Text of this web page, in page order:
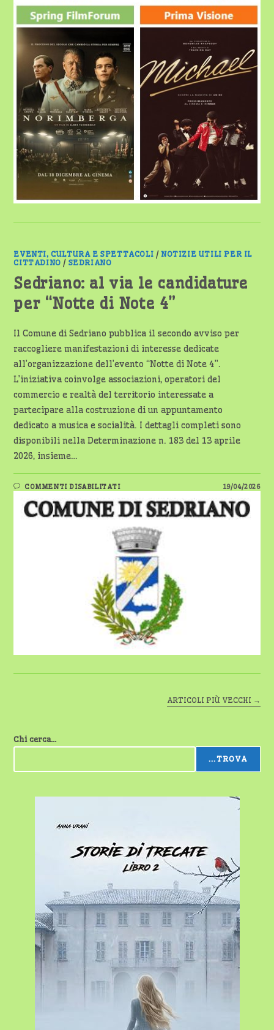
PRIMAVISIONI
AL
CINEMATEATRONUOVO
MAGENTA
–
AL
27
APRILE
EVENTI, CULTURA E SPETTACOLI /NOTIZIE UTILI PER IL
CITTADINO / SEDRIANO
Sedriano: al via le candidature
per “Notte di Note 4”
Il Comune di Sedriano pubblica il secondo avviso per
raccogliere manifestazioni di interesse dedicate
all’organizzazione dell’evento “Notte di Note 4”.
L’iniziativa coinvolge associazioni, operatori del
commercio e realtà del territorio interessate a
partecipare alla costruzione di un appuntamento
dedicato a musica e socialità. I dettagli completi sono
disponibili nella Determinazione n. 183 del 13 aprile
2026, insieme…
COMMENTI DISABILITATISU
SEDRIANO:
AL
VIA
LE
CANDIDATURE
PER
“NOTTE
DI
NOTE
4”
19/04/2026
ARTICOLI PIÙ VECCHI →
Chi cerca...
...TROVA